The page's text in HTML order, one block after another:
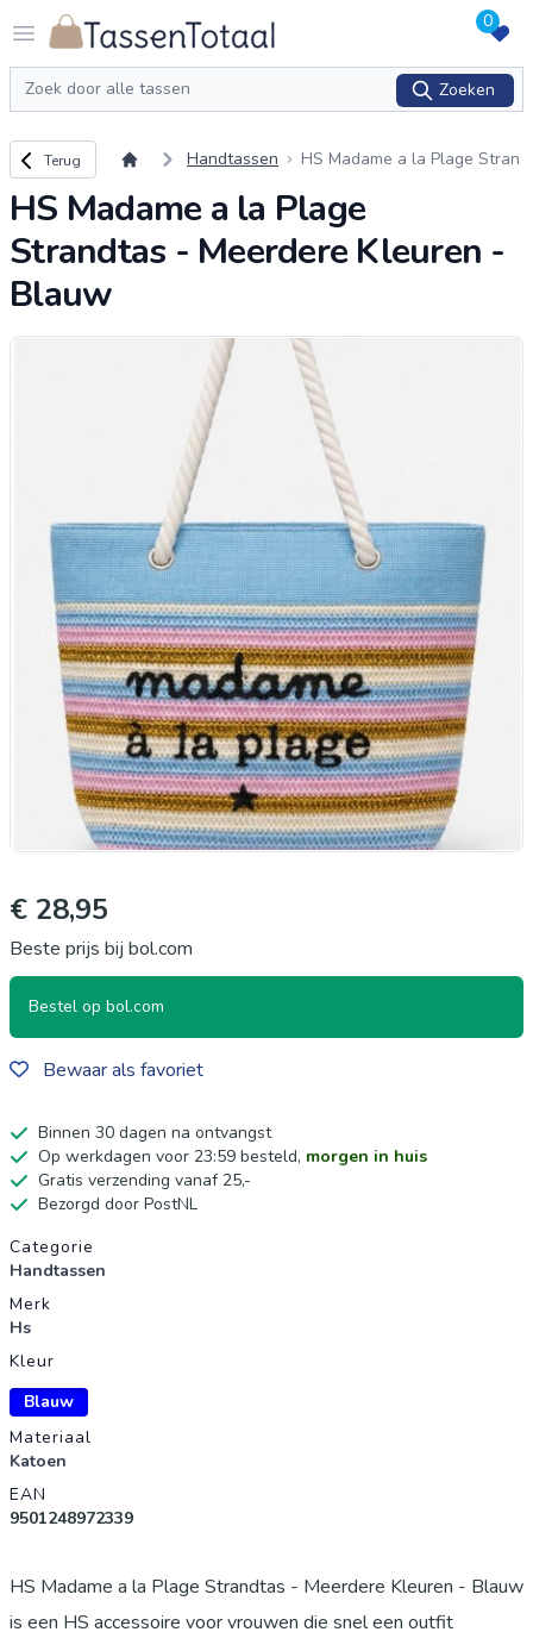
Open menu
Logo Tassentotaal.nl 0
Zoeken
Zoeken
Terug naar overzicht
Terug Handtassen
HS Madame a la Plage Stran
auw
HS Madame a la Plage
Strandtas - Meerdere Kleuren -
Blauw
€ 28,95
Beste prijs bij bol.com
Bestel op bol.com
Bewaar als favoriet
Binnen 30 dagen na ontvangst
Op werkdagen voor 23:59 besteld, morgen in huis
Gratis verzending vanaf 25,-
Bezorgd door PostNL
Productgegevens
Categorie
Handtassen
Merk
Hs
Kleur
Blauw
Materiaal
Katoen
EAN
9501248972339
HS Madame a la Plage Strandtas - Meerdere Kleuren - Blauw
is een HS accessoire voor vrouwen die snel een outfit